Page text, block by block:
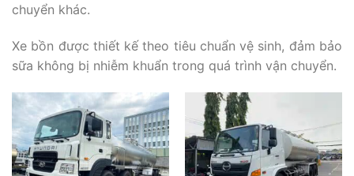
chuyển khác.
Xe bồn được thiết kế theo tiêu chuẩn vệ sinh, đảm bảo
sữa không bị nhiễm khuẩn trong quá trình vận chuyển.